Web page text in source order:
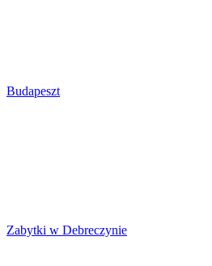
Budapeszt
Zabytki w Debreczynie